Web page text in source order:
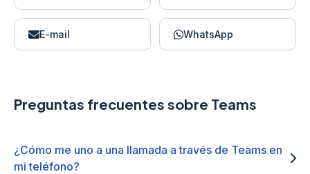
E-mail WhatsApp
Preguntas frecuentes sobre Teams
¿Cómo me uno a una llamada a través de Teams en
mi teléfono?